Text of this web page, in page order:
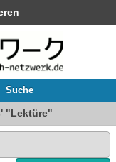
Suche
"Lektüre"